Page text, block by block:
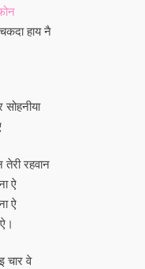
हाय नै
सोहनीया
रहवान
ऐ
ऐ
चार वे